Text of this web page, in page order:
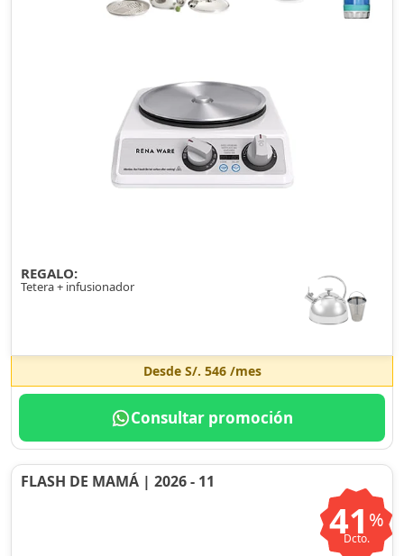
REGALO:
Tetera + infusionador
Desde S/. 546/mes
Consultar promoción
FLASH DE MAMÁ | 2026 - 11
41 %
Dcto.